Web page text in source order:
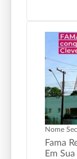
Nome
Fama
Em